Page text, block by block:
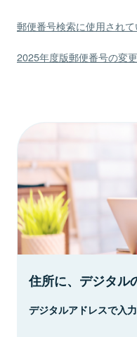
郵便番号検索に使用され
2025年度版郵便番号の変
住所に、デジタル
デジタルアドレスで入